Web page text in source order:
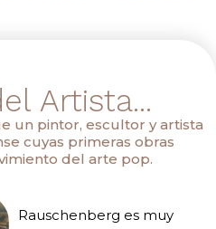
Artista...
un pintor, escultor y artista
cuyas primeras obras
del arte pop.
Rauschenberg es muy